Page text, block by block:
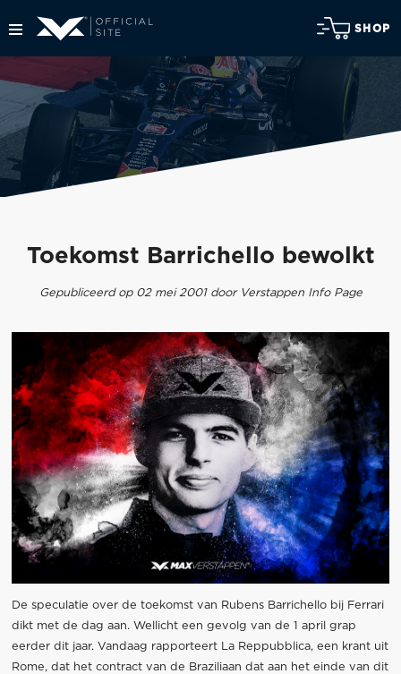
SHOP
Toekomst Barrichello bewolkt
Gepubliceerd op 02 mei 2001 door Verstappen Info Page
De speculatie over de toekomst van Rubens Barrichello bij Ferrari
dikt met de dag aan. Wellicht een gevolg van de 1 april grap
eerder dit jaar. Vandaag rapporteert La Reppubblica, een krant uit
Rome, dat het contract van de Braziliaan dat aan het einde van dit